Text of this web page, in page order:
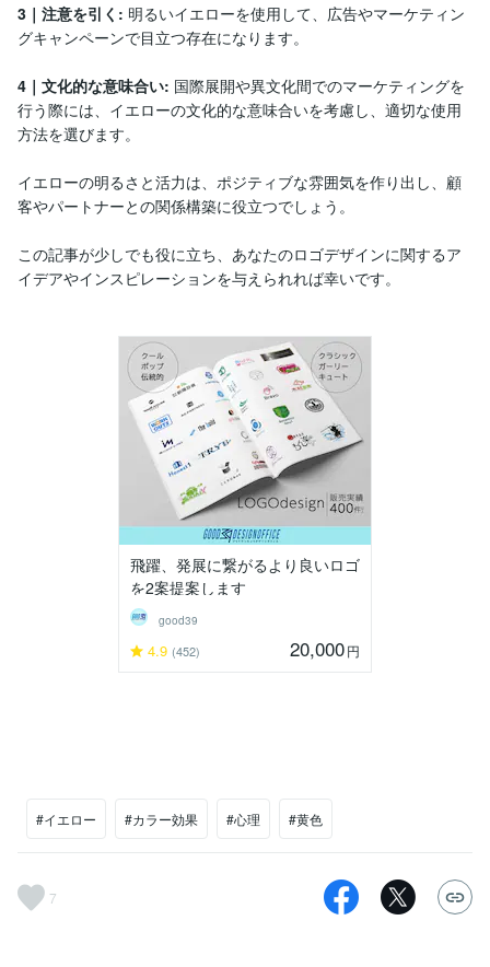
3｜注意を引く: 明るいイエローを使用して、広告やマーケティン
グキャンペーンで目立つ存在になります。
4｜文化的な意味合い: 国際展開や異文化間でのマーケティングを
行う際には、イエローの文化的な意味合いを考慮し、適切な使用
方法を選びます。
イエローの明るさと活力は、ポジティブな雰囲気を作り出し、顧
客やパートナーとの関係構築に役立つでしょう。
この記事が少しでも役に立ち、あなたのロゴデザインに関するア
イデアやインスピレーションを与えられれば幸いです。
飛躍、発展に繋がるより良いロゴ
を2案提案します
good39
4.9 (452) 20,000円
#イエロー #カラー効果 #心理 #黄色
7